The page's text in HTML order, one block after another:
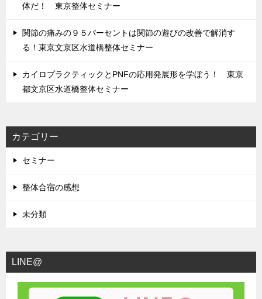
体だ！ 東京整体セミナー
関節の痛みの９５パーセントは関節の遊びの改善で解消す
る！東京文京区水道橋整体セミナー
カイロプラクティックとPNFの応用発展形を学ぼう！ 東京
都文京区水道橋整体セミナー
カテゴリー
セミナー
整体合宿の感想
未分類
LINE@